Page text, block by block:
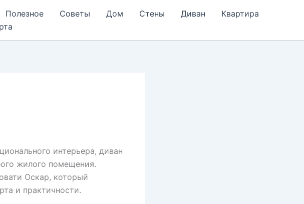
Полезное Советы Дом Стены Диван
Квартира
интерьера, диван
жилого помещения.
Оскар, который
и практичности.